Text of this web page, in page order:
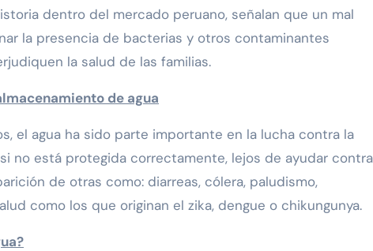
dentro del mercado peruano, señalan que un mal
la presencia de bacterias y otros contaminantes
la salud de las familias.
de agua
el agua ha sido parte importante en la lucha contra la
no está protegida correctamente, lejos de ayudar
de otras como: diarreas, cólera, paludismo,
como los que originan el zika, dengue o chikungunya.